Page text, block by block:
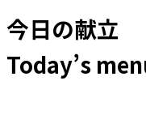
今日の献立
Today’s